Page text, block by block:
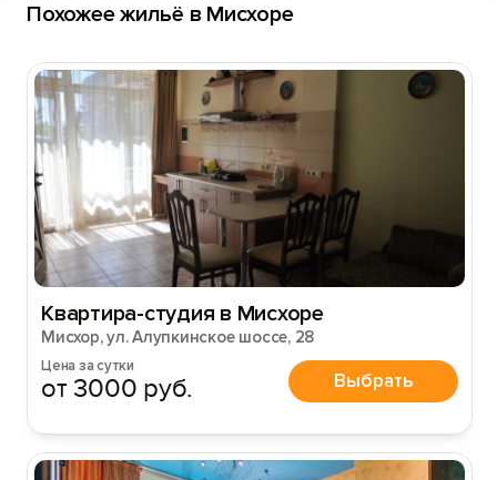
Похожее жильё в Мисхоре
Квартира-студия в Мисхоре
Мисхор, ул. Алупкинское шоссе, 28
Цена за сутки
от 3000 руб. Выбрать